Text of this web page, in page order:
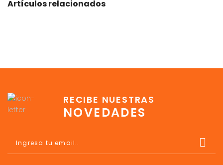
Artículos relacionados
RECIBE NUESTRAS
NOVEDADES